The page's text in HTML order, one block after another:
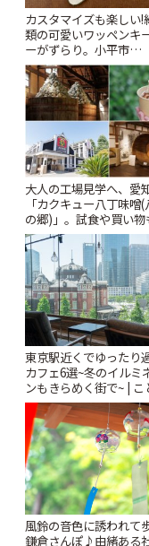
カスタマイズも楽しい!
類の可愛いワッペンキ
ーがずらり。小平市
「Kimamaya T&K」 |
ぷ
大人の工場見学へ、愛
「カクキュー八丁味噌
の郷)」。試食や買い
♪ | ことりっぷ
東京駅近くでゆったり
カフェ6選~冬のイルミ
ンもきらめく街で~ |
風鈴の音色に誘われて
鎌倉さんぽ♪由緒ある